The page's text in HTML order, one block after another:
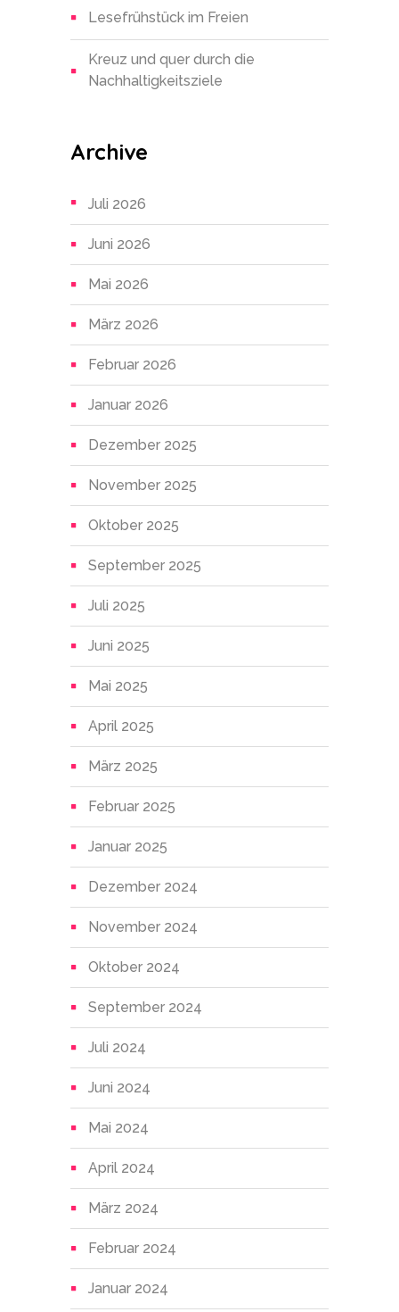
Lesefrühstück im Freien
Kreuz und quer durch die
Nachhaltigkeitsziele
Archive
Juli 2026
Juni 2026
Mai 2026
März 2026
Februar 2026
Januar 2026
Dezember 2025
November 2025
Oktober 2025
September 2025
Juli 2025
Juni 2025
Mai 2025
April 2025
März 2025
Februar 2025
Januar 2025
Dezember 2024
November 2024
Oktober 2024
September 2024
Juli 2024
Juni 2024
Mai 2024
April 2024
März 2024
Februar 2024
Januar 2024